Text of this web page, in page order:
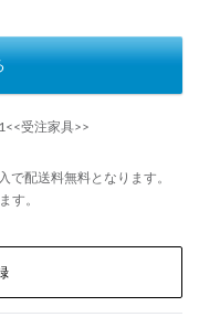
受注家具>>
配送料無料となります。
す。